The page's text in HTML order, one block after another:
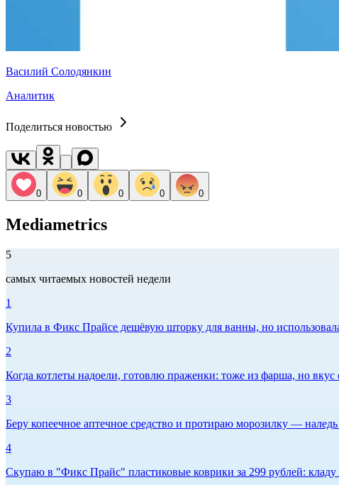
Василий Солодянкин
Аналитик
Поделиться новостью
0 0 0 0 0
Mediametrics
5
самых читаемых новостей недели
1
Купила в Фикс Прайсе дешёвую шторку для ванны, но
2
Когда котлеты надоели, готовлю праженки: тоже из фарша, но
3
Беру копеечное аптечное средство и протираю морозилку —
4
Скупаю в "Фикс Прайс" пластиковые коврики за 299 рублей: